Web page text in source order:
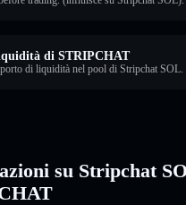
di STRIPCHAT
di liquidità nel pool di Stripchat SOL.
su Stripchat